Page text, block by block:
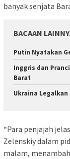
banyak senjata
BACAAN
Putin Nyatakan
Inggris dan
Barat
Ukraina
“Para penjajah
Zelenskiy dalam
malam,